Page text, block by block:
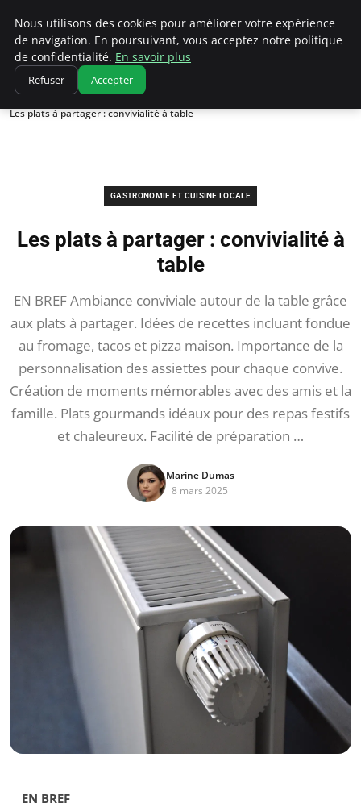
Correze Co
Accueil
Gastronomie et cuisine locale
Les plats à partager : convivialité à table
GASTRONOMIE ET CUISINE LOCALE
Les plats à partager : convivialité à
table
EN BREF Ambiance conviviale autour de la table grâce
aux plats à partager. Idées de recettes incluant fondue
au fromage, tacos et pizza maison. Importance de la
personnalisation des assiettes pour chaque convive.
Création de moments mémorables avec des amis et la
famille. Plats gourmands idéaux pour des repas festifs
et chaleureux. Facilité de préparation …
Marine Dumas
8 mars 2025
EN BREF
Nous utilisons des cookies pour améliorer votre expérience
de navigation. En poursuivant, vous acceptez notre politique
de confidentialité. En savoir plus
Refuser Accepter